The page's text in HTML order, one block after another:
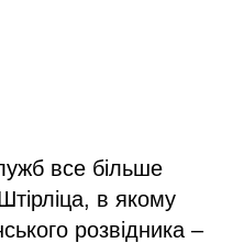
все більше
в якому
розвідника –